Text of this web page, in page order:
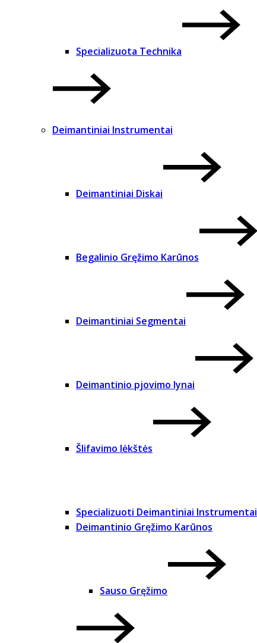
Specializuota Technika
Deimantiniai Instrumentai
Deimantiniai Diskai
Begalinio Gręžimo Karūnos
Deimantiniai Segmentai
Deimantinio pjovimo lynai
Šlifavimo lėkštės
Specializuoti Deimantiniai Instrumentai
Deimantinio Gręžimo Karūnos
Sauso Gręžimo